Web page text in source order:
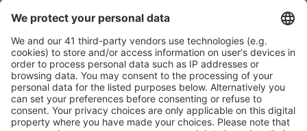
Beklager, søket ga ingen resultater
Prøv å søk etter andre kriterier